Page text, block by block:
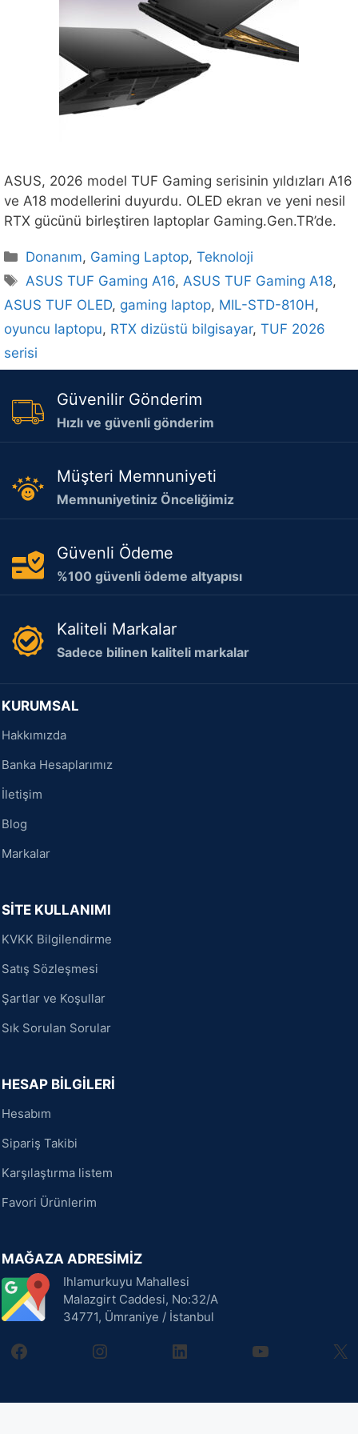
ASUS, 2026 model TUF Gaming serisinin yıldızları A16
ve A18 modellerini duyurdu. OLED ekran ve yeni nesil
RTX gücünü birleştiren laptoplar Gaming.Gen.TR’de.
Kategoriler
Donanım, Gaming Laptop,Teknoloji
Etiketler
ASUS TUF Gaming A16,ASUS TUF Gaming A18,
ASUS TUF OLED, gaming laptop, MIL-STD-810H,
oyuncu laptopu, RTX dizüstü bilgisayar, TUF 2026
serisi
Güvenilir Gönderim
Hızlı ve güvenli gönderim
Müşteri Memnuniyeti
Memnuniyetiniz Önceliğimiz
Güvenli Ödeme
%100 güvenli ödeme altyapısı
Kaliteli Markalar
Sadece bilinen kaliteli markalar
KURUMSAL
Hakkımızda
Banka Hesaplarımız
İletişim
Blog
Markalar
SİTE KULLANIMI
KVKK Bilgilendirme
Satış Sözleşmesi
Şartlar ve Koşullar
Sık Sorulan Sorular
HESAP BİLGİLERİ
Hesabım
Sipariş Takibi
Karşılaştırma listem
Favori Ürünlerim
MAĞAZA ADRESİMİZ
Ihlamurkuyu Mahallesi
Malazgirt Caddesi, No:32/A
34771, Ümraniye / İstanbul
facebookinstagramlinkedin youtube X